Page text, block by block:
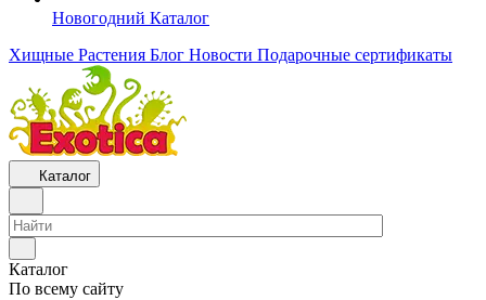
Новогодний Каталог
Хищные Растения Блог Новости Подарочные сертификаты
Каталог
Каталог
По всему сайту